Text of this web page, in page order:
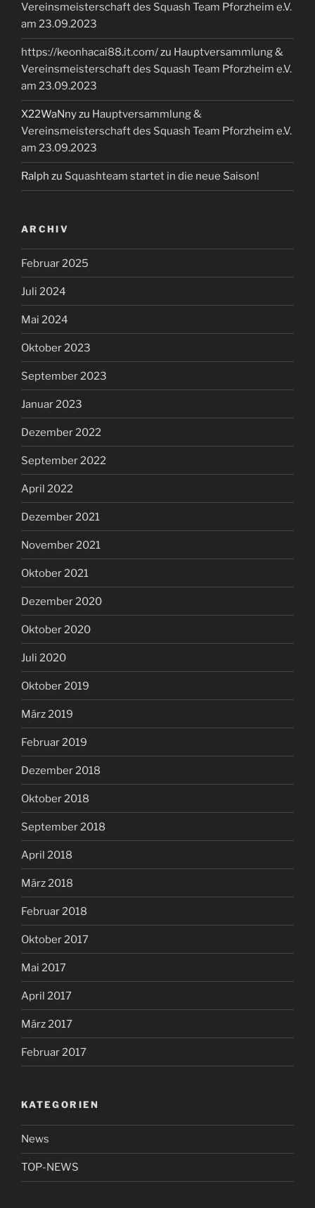
Vereinsmeisterschaft des Squash Team Pforzheim e.V.
am 23.09.2023
https://keonhacai88.it.com/zu Hauptversammlung &
Vereinsmeisterschaft des Squash Team Pforzheim e.V.
am 23.09.2023
X22WaNnyzu Hauptversammlung &
Vereinsmeisterschaft des Squash Team Pforzheim e.V.
am 23.09.2023
Ralph zu Squashteam startet in die neue Saison!
ARCHIV
Februar 2025
Juli 2024
Mai 2024
Oktober 2023
September 2023
Januar 2023
Dezember 2022
September 2022
April 2022
Dezember 2021
November 2021
Oktober 2021
Dezember 2020
Oktober 2020
Juli 2020
Oktober 2019
März 2019
Februar 2019
Dezember 2018
Oktober 2018
September 2018
April 2018
März 2018
Februar 2018
Oktober 2017
Mai 2017
April 2017
März 2017
Februar 2017
KATEGORIEN
News
TOP-NEWS